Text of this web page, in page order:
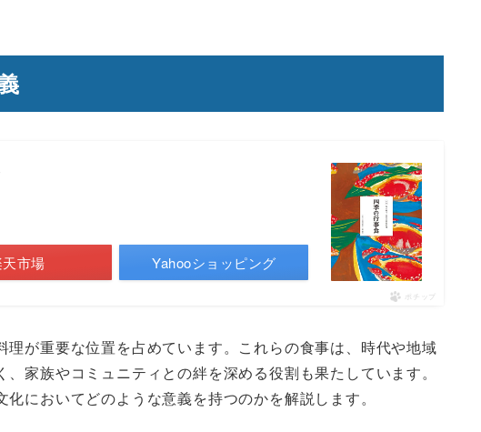
市場 Yahooショッピング
ポチップ
が重要な位置を占めています。これらの食事は、時代や地域
家族やコミュニティとの絆を深める役割も果たしています。
においてどのような意義を持つのかを解説します。